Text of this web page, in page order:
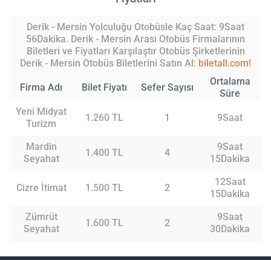
Derik - Mersin Yolculuğu Otobüsle Kaç Saat: 9Saat
56Dakika. Derik - Mersin Arası Otobüs Firmalarının
Biletleri ve Fiyatları Karşılaştır Otobüs Şirketlerinin
Derik - Mersin Otobüs Biletlerini Satın Al: biletall.com!
Firma Adı Bilet Fiyatı Sefer Sayısı
Ortalama
Süre
Yeni Midyat
Turizm
1.260 TL 1 9Saat
Mardin
Seyahat
1.400 TL 4
9Saat
15Dakika
Cizre İtimat 1.500 TL 2
12Saat
15Dakika
Zümrüt
Seyahat
1.600 TL 2
9Saat
30Dakika